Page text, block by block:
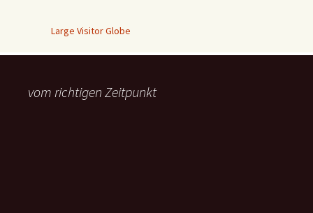
Large Visitor Globe
vom richtigen Zeitpunkt